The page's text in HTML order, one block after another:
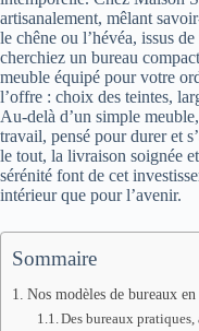
artisanalement, mêlant
le chêne ou l’hévéa, issus
cherchiez un bureau
meuble équipé pour votre
l’offre : choix des teintes,
Au-delà d’un simple
travail, pensé pour durer et
le tout, la livraison soignée
sérénité font de cet
intérieur que pour l’avenir.
Sommaire
Nos modèles de bureaux
Des bureaux